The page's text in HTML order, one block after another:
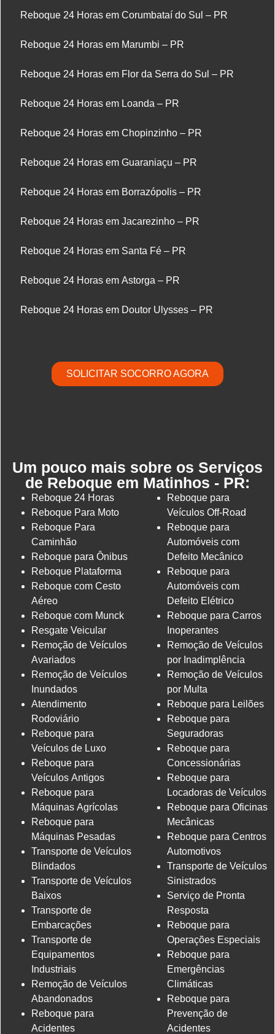
Reboque 24 Horas em Corumbataí do Sul – PR
Reboque 24 Horas em Marumbi – PR
Reboque 24 Horas em Flor da Serra do Sul – PR
Reboque 24 Horas em Loanda – PR
Reboque 24 Horas em Chopinzinho – PR
Reboque 24 Horas em Guaraniaçu – PR
Reboque 24 Horas em Borrazópolis – PR
Reboque 24 Horas em Jacarezinho – PR
Reboque 24 Horas em Santa Fé – PR
Reboque 24 Horas em Astorga – PR
Reboque 24 Horas em Doutor Ulysses – PR
SOLICITAR SOCORRO AGORA
Um pouco mais sobre os Serviços
de Reboque em Matinhos - PR:
Reboque 24 Horas
Reboque Para Moto
Reboque Para
Caminhão
Reboque para Ônibus
Reboque Plataforma
Reboque com Cesto
Aéreo
Reboque com Munck
Resgate Veicular
Remoção de Veículos
Avariados
Remoção de Veículos
Inundados
Atendimento
Rodoviário
Reboque para
Veículos de Luxo
Reboque para
Veículos Antigos
Reboque para
Máquinas Agrícolas
Reboque para
Máquinas Pesadas
Transporte de Veículos
Blindados
Transporte de Veículos
Baixos
Transporte de
Embarcações
Transporte de
Equipamentos
Industriais
Remoção de Veículos
Abandonados
Reboque para
Acidentes
Reboque para
Veículos Off-Road
Reboque para
Automóveis com
Defeito Mecânico
Reboque para
Automóveis com
Defeito Elétrico
Reboque para Carros
Inoperantes
Remoção de Veículos
por Inadimplência
Remoção de Veículos
por Multa
Reboque para Leilões
Reboque para
Seguradoras
Reboque para
Concessionárias
Reboque para
Locadoras de Veículos
Reboque para Oficinas
Mecânicas
Reboque para Centros
Automotivos
Transporte de Veículos
Sinistrados
Serviço de Pronta
Resposta
Reboque para
Operações Especiais
Reboque para
Emergências
Climáticas
Reboque para
Prevenção de
Acidentes